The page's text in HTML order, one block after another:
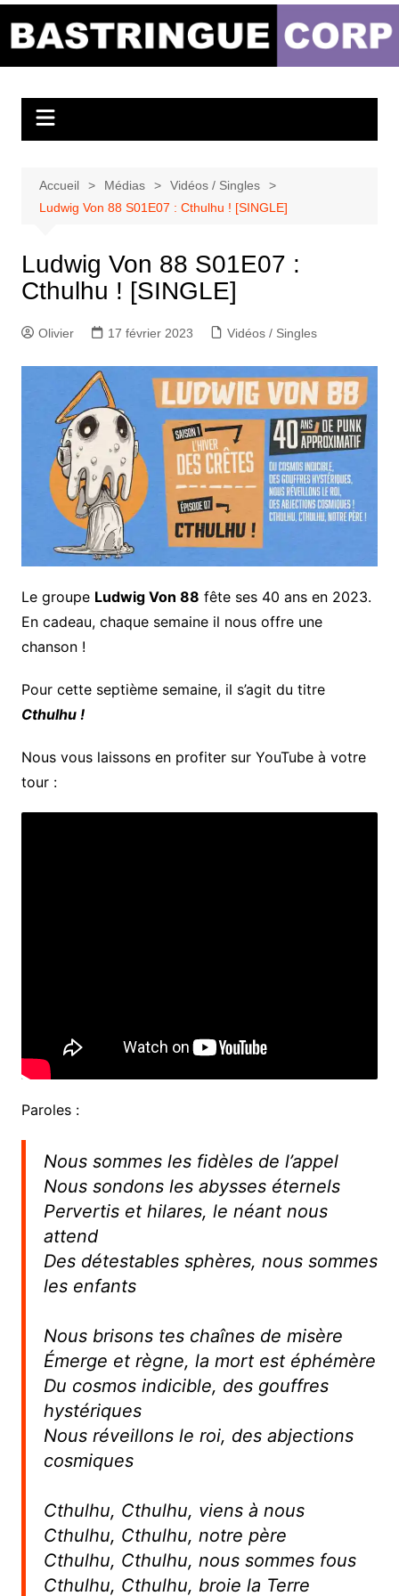
Bastringue Corp –
Musicales
Accueil Médias
Vidéos / Singles
Ludwig Von 88 S01E07 : Cthulhu ! [SINGLE]
Ludwig Von 88 S01E07 :
Cthulhu ! [SINGLE]
Olivier 17 février 2023 Vidéos / Singles
Le groupe Ludwig Von 88 fête ses 40 ans en 2023.
En cadeau, chaque semaine il nous offre une
chanson !
Pour cette septième semaine, il s’agit du titre
Cthulhu !
Nous vous laissons en profiter sur YouTube à votre
tour :
Paroles :
Nous sommes les fidèles de l’appel
Nous sondons les abysses éternels
Pervertis et hilares, le néant nous
attend
Des détestables sphères, nous sommes
les enfants
Nous brisons tes chaînes de misère
Émerge et règne, la mort est éphémère
Du cosmos indicible, des gouffres
hystériques
Nous réveillons le roi, des abjections
cosmiques
Cthulhu, Cthulhu, viens à nous
Cthulhu, Cthulhu, notre père
Cthulhu, Cthulhu, nous sommes fous
Cthulhu, Cthulhu, broie la Terre